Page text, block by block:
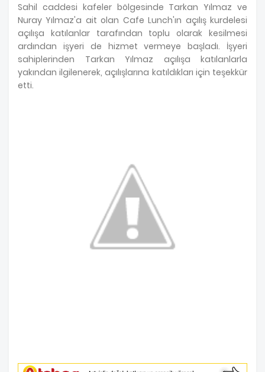
Sahil caddesi kafeler bölgesinde Tarkan Yılmaz ve
Nuray Yılmaz'a ait olan Cafe Lunch'ın açılış kurdelesi
açılışa katılanlar tarafından toplu olarak kesilmesi
ardından işyeri de hizmet vermeye başladı. İşyeri
sahiplerinden Tarkan Yılmaz açılışa katılanlarla
yakından ilgilenerek, açılışlarına katıldıkları için teşekkür
etti.